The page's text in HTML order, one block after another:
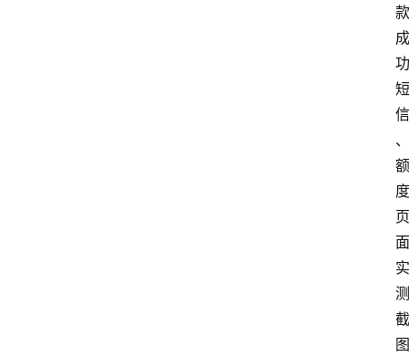
款
成
功
短
信
、
额
度
页
面
实
测
截
图